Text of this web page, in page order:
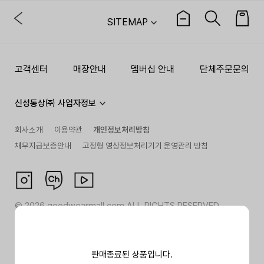
판매종료된 상품입니다.
SITEMAP
고객센터 매장안내 멤버십 안내 단체주문문의
신성통상㈜ 사업자정보
회사소개 이용약관
개인정보처리방침
채무지급보증안내
고정형 영상정보처리기기 운영관리 방침
©2026goodwearmall.com ALL RIGHTS RESERVED